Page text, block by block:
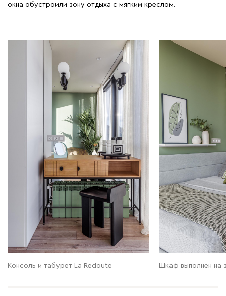
окна обустроили зону отдыха с мягким креслом.
Консоль и табурет La Redoute Шкаф выполнен на